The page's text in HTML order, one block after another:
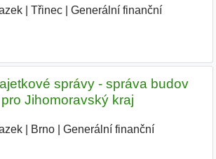
Třinec
Generální finanční
správy - správa budov
Jihomoravský kraj
Brno
Generální finanční